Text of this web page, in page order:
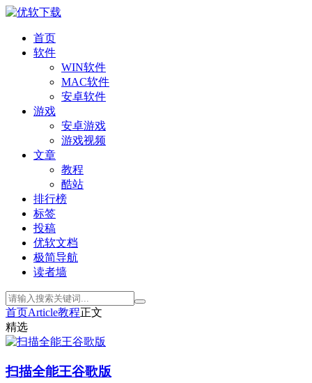
首页
软件
WIN软件
MAC软件
安卓软件
游戏
安卓游戏
游戏视频
文章
教程
酷站
排行榜
标签
投稿
优软文档
极简导航
读者墙
首页Article教程正文
精选
扫描全能王谷歌版